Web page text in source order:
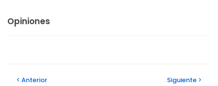
Opiniones
Anterior Siguiente